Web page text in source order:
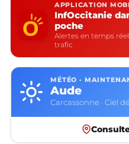
APPLICATION
InfOccitanie
poche
Alertes en temps
trafic
MÉTÉO ·
Aude
Carcassonne · Ciel